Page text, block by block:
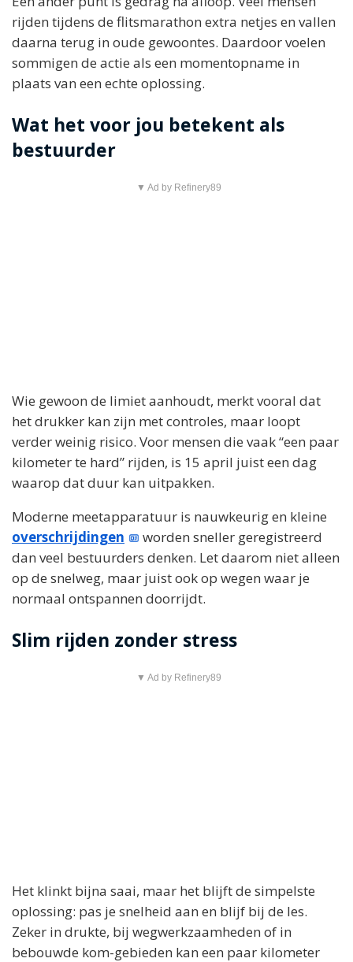
rijden tijdens de flitsmarathon extra netjes en vallen
daarna terug in oude gewoontes. Daardoor voelen
sommigen de actie als een momentopname in
plaats van een echte oplossing.
Wat het voor jou betekent als
bestuurder
▼ Ad by Refinery89
Wie gewoon de limiet aanhoudt, merkt vooral dat
het drukker kan zijn met controles, maar loopt
verder weinig risico. Voor mensen die vaak “een paar
kilometer te hard” rijden, is 15 april juist een dag
waarop dat duur kan uitpakken.
Moderne meetapparatuur is nauwkeurig en kleine
overschrijdingen
worden sneller geregistreerd
dan veel bestuurders denken. Let daarom niet alleen
op de snelweg, maar juist ook op wegen waar je
normaal ontspannen doorrijdt.
Slim rijden zonder stress
▼ Ad by Refinery89
Het klinkt bijna saai, maar het blijft de simpelste
oplossing: pas je snelheid aan en blijf bij de les.
Zeker in drukte, bij wegwerkzaamheden of in
bebouwde kom-gebieden kan een paar kilometer